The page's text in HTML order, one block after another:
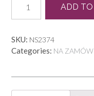
0575
quantity
ADD
SKU: NS2374
Categories: NA